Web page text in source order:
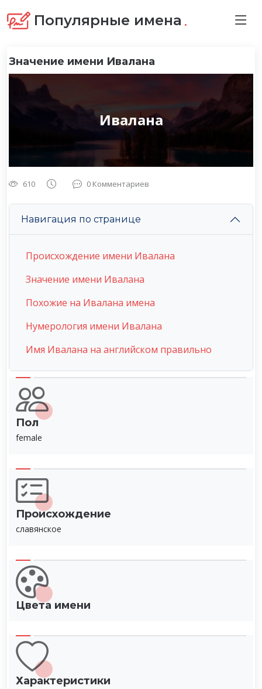
Популярные имена .
Значение имени Ивалана
Ивалана
610 0 Комментариев
Навигация по странице
Происхождение имени Ивалана
Значение имени Ивалана
Похожие на Ивалана имена
Нумерология имени Ивалана
Имя Ивалана на английском правильно
Пол
female
Происхождение
славянское
Цвета имени
Характеристики